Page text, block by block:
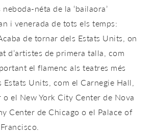
néta de la ‘bailaora’
i venerada de tots els temps:
de tornar dels Estats Units, on
d’artistes de primera talla, com
el flamenc als teatres més
Estats Units, com el Carnegie Hall,
el New York City Center de Nova
Center de Chicago o el Palace of